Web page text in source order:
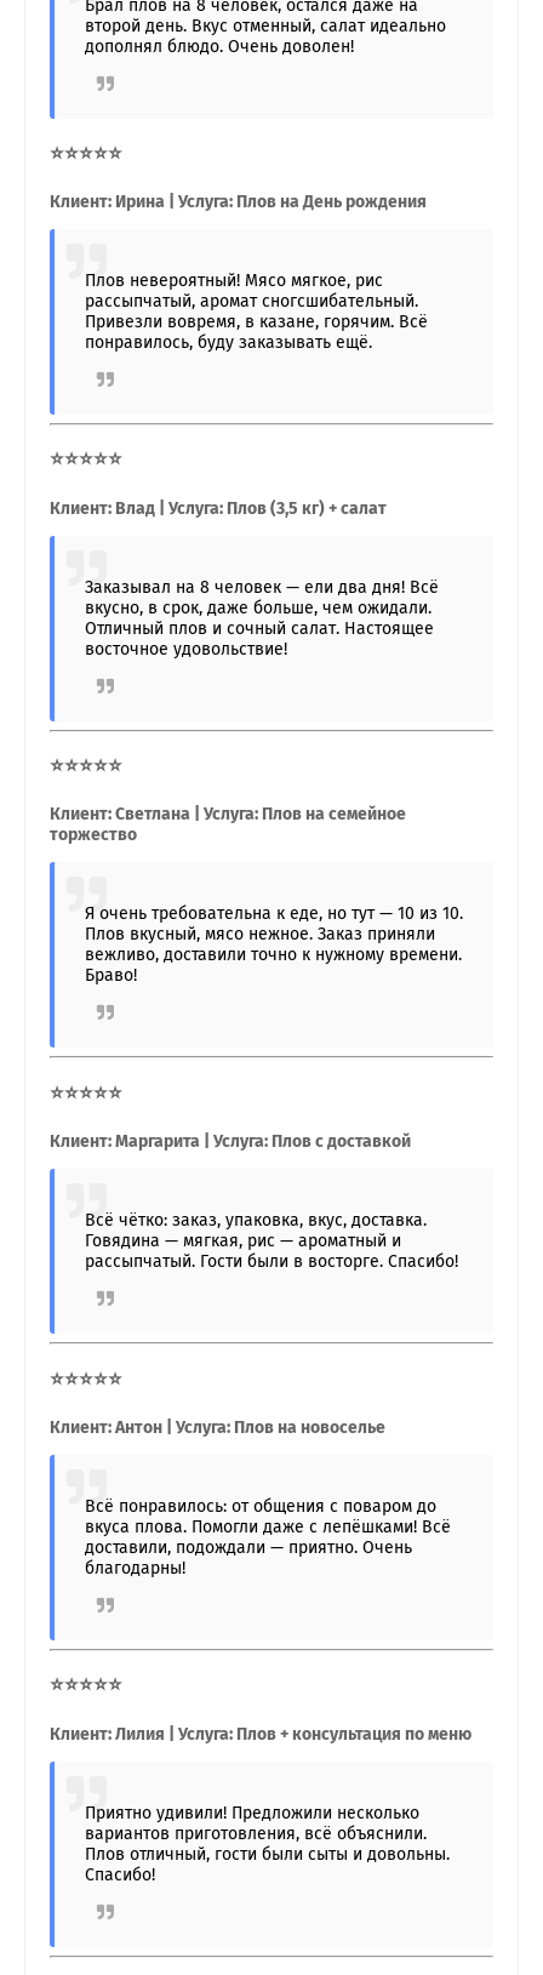
Брал плов на 8 человек, остался даже на
второй день. Вкус отменный, салат идеально
дополнял блюдо. Очень доволен!
⭐⭐⭐⭐⭐
Клиент: Ирина | Услуга: Плов на День рождения
Плов невероятный! Мясо мягкое, рис
рассыпчатый, аромат сногсшибательный.
Привезли вовремя, в казане, горячим. Всё
понравилось, буду заказывать ещё.
⭐⭐⭐⭐⭐
Клиент: Влад | Услуга: Плов (3,5 кг) + салат
Заказывал на 8 человек — ели два дня! Всё
вкусно, в срок, даже больше, чем ожидали.
Отличный плов и сочный салат. Настоящее
восточное удовольствие!
⭐⭐⭐⭐⭐
Клиент: Светлана | Услуга: Плов на семейное
торжество
Я очень требовательна к еде, но тут — 10 из 10.
Плов вкусный, мясо нежное. Заказ приняли
вежливо, доставили точно к нужному времени.
Браво!
⭐⭐⭐⭐⭐
Клиент: Маргарита | Услуга: Плов с доставкой
Всё чётко: заказ, упаковка, вкус, доставка.
Говядина — мягкая, рис — ароматный и
рассыпчатый. Гости были в восторге. Спасибо!
⭐⭐⭐⭐⭐
Клиент: Антон | Услуга: Плов на новоселье
Всё понравилось: от общения с поваром до
вкуса плова. Помогли даже с лепёшками! Всё
доставили, подождали — приятно. Очень
благодарны!
⭐⭐⭐⭐⭐
Клиент: Лилия | Услуга: Плов + консультация по меню
Приятно удивили! Предложили несколько
вариантов приготовления, всё объяснили.
Плов отличный, гости были сыты и довольны.
Спасибо!